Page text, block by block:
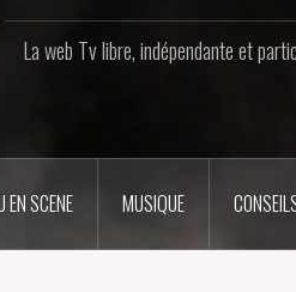
La web Tv libre, indépendante et
EN SCENE MUSIQUE